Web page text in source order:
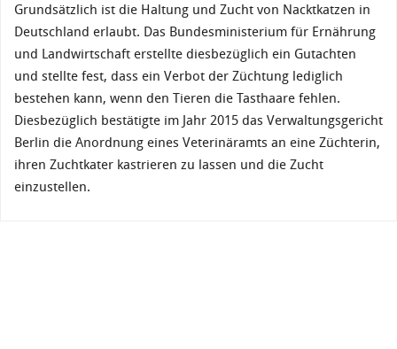
Grundsätzlich ist die Haltung und Zucht von Nacktkatzen in
Deutschland erlaubt. Das Bundesministerium für Ernährung
und Landwirtschaft erstellte diesbezüglich ein Gutachten
und stellte fest, dass ein Verbot der Züchtung lediglich
bestehen kann, wenn den Tieren die Tasthaare fehlen.
Diesbezüglich bestätigte im Jahr 2015 das Verwaltungsgericht
Berlin die Anordnung eines Veterinäramts an eine Züchterin,
ihren Zuchtkater kastrieren zu lassen und die Zucht
einzustellen.